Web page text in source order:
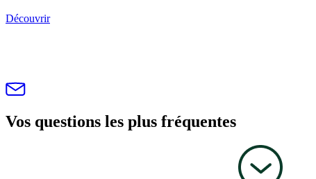
Découvrir
Vos questions les plus fréquentes